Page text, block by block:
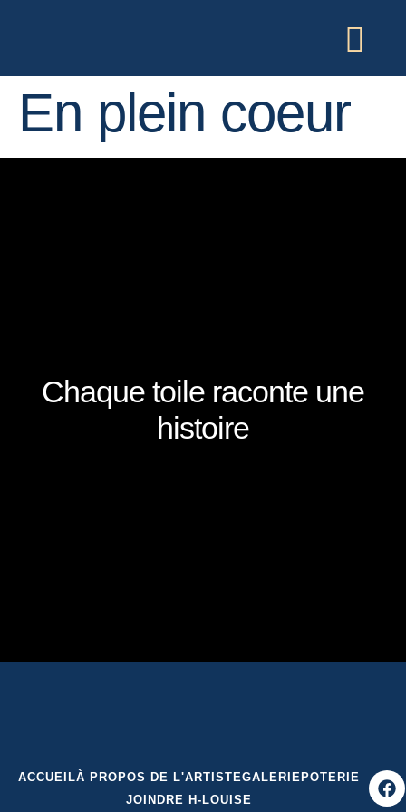
En plein coeur
Chaque toile raconte une
histoire
ACCUEILÀ PROPOS DE L'ARTISTEGALERIE POTERIE
JOINDRE H-LOUISE